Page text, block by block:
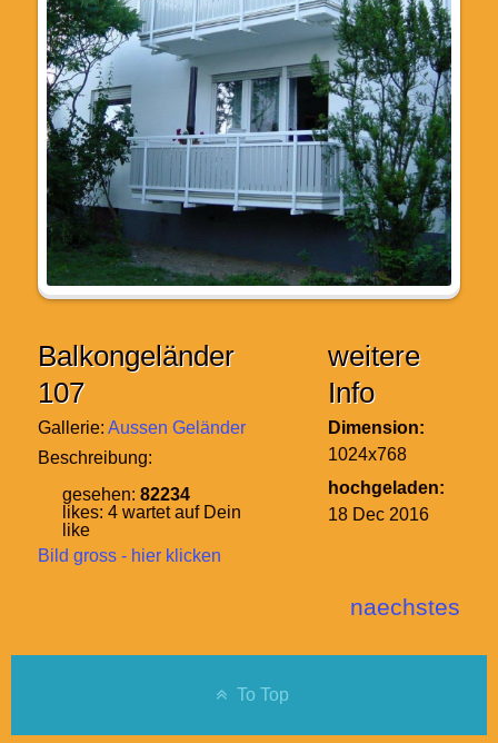
Balkongeländer
107
Gallerie: Aussen Geländer
Beschreibung:
gesehen: 82234
likes: 4 wartet auf Dein
like
Bild gross - hier klicken
weitere
Info
Dimension:
1024x768
hochgeladen:
18 Dec 2016
naechstes
To Top